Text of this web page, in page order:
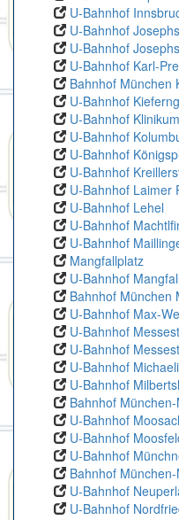
U-Bahnhof
U-Bahnhof
U-Bahnhof
U-Bahnhof Karl-
Bahnhof München
U-Bahnhof
U-Bahnhof
U-Bahnhof
U-Bahnhof
U-Bahnhof
U-Bahnhof Laimer
U-Bahnhof Lehel
U-Bahnhof
U-Bahnhof
Mangfallplatz
U-Bahnhof
Bahnhof München
U-Bahnhof Max-
U-Bahnhof
U-Bahnhof
U-Bahnhof
U-Bahnhof
Bahnhof
U-Bahnhof
U-Bahnhof
U-Bahnhof
Bahnhof
U-Bahnhof
U-Bahnhof